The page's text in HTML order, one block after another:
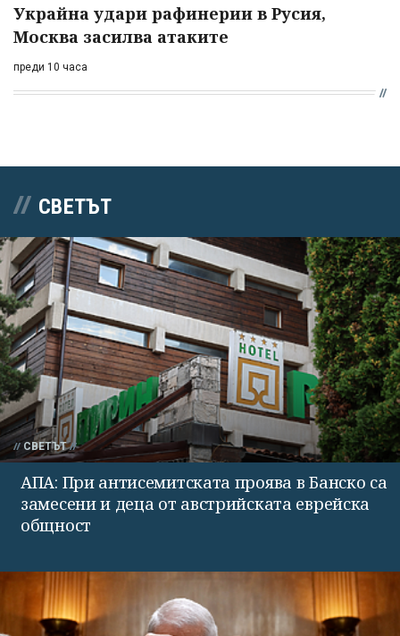
Украйна удари рафинерии в Русия,
Москва засилва атаките
преди 10 часа
СВЕТЪТ
СВЕТЪТ
АПА: При антисемитската проява в Банско са
замесени и деца от австрийската еврейска
общност